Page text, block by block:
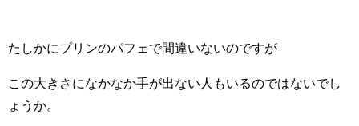
たしかにプリンのパフェで間違いないのですが
この大きさになかなか手が出ない人もいるのではないでし
ょうか。